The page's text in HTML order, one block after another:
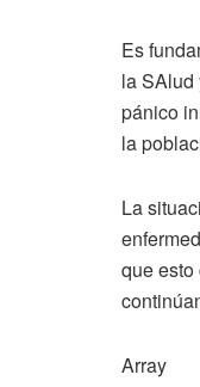
Es
la SAlud
pánico
la
La
que
Array